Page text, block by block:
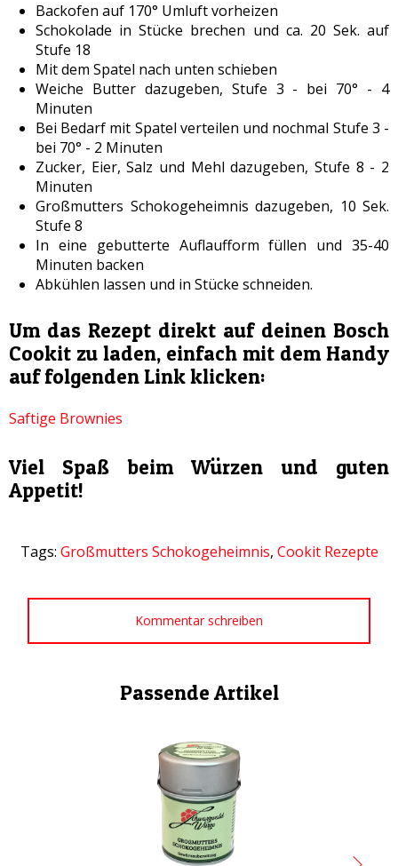
Backofen auf 170° Umluft vorheizen
Schokolade in Stücke brechen und ca. 20 Sek. auf
Stufe 18
Mit dem Spatel nach unten schieben
Weiche Butter dazugeben, Stufe 3 - bei 70° - 4
Minuten
Bei Bedarf mit Spatel verteilen und nochmal Stufe 3 -
bei 70° - 2 Minuten
Zucker, Eier, Salz und Mehl dazugeben, Stufe 8 - 2
Minuten
Großmutters Schokogeheimnis dazugeben, 10 Sek.
Stufe 8
In eine gebutterte Auflaufform füllen und 35-40
Minuten backen
Abkühlen lassen und in Stücke schneiden.
Um das Rezept direkt auf deinen Bosch
Cookit zu laden, einfach mit dem Handy
auf folgenden Link klicken:
Saftige Brownies
Viel Spaß beim Würzen und guten
Appetit!
Tags: Großmutters Schokogeheimnis, Cookit Rezepte
Kommentar schreiben
Passende Artikel